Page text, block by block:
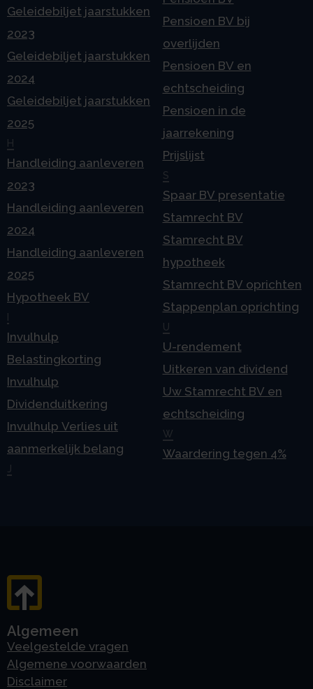
Geleidebiljet jaarstukken
2023
Geleidebiljet jaarstukken
2024
Geleidebiljet jaarstukken
2025
H
Handleiding aanleveren
2023
Handleiding aanleveren
2024
Handleiding aanleveren
2025
Hypotheek BV
Invulhulp
Belastingkorting
Invulhulp
Dividenduitkering
Invulhulp Verlies uit
aanmerkelijk belang
Pensioen BV bij
overlijden
Pensioen BV en
echtscheiding
Pensioen in de
jaarrekening
Prijslijst
S
Spaar BV presentatie
Stamrecht BV
Stamrecht BV
hypotheek
Stamrecht BV oprichten
Stappenplan oprichting
U
U-rendement
Uitkeren van dividend
Uw Stamrecht BV en
echtscheiding
W
Waardering tegen 4%
Algemeen
Veelgestelde vragen
Algemene voorwaarden
Disclaimer